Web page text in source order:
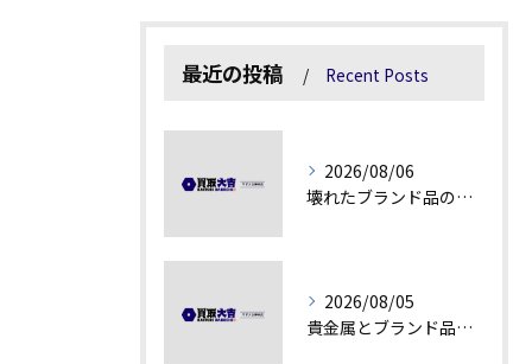
最近の投稿 Recent Posts
2026/08/06
壊れたブランド品の価値を見極める技術とは
2026/08/05
貴金属とブランド品の価値変動を見極める方法